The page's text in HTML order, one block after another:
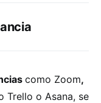
como Zoom,
Trello o Asana, se